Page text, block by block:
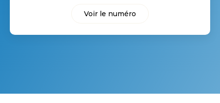
Voir le numéro